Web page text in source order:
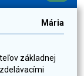
Mária
základnej